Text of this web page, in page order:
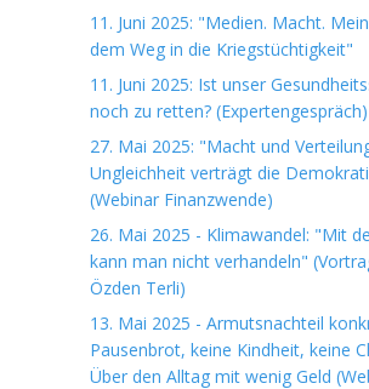
11. Juni 2025: "Medien. Macht.
dem Weg in die Kriegstüchtigkeit"
11. Juni 2025: Ist unser
noch zu retten? (Expertengespräch)
27. Mai 2025: "Macht und
Ungleichheit verträgt die
(Webinar Finanzwende)
26. Mai 2025 - Klimawandel: "Mit
kann man nicht verhandeln"
Özden Terli)
13. Mai 2025 - Armutsnachteil
Pausenbrot, keine Kindheit, keine
Über den Alltag mit wenig Geld